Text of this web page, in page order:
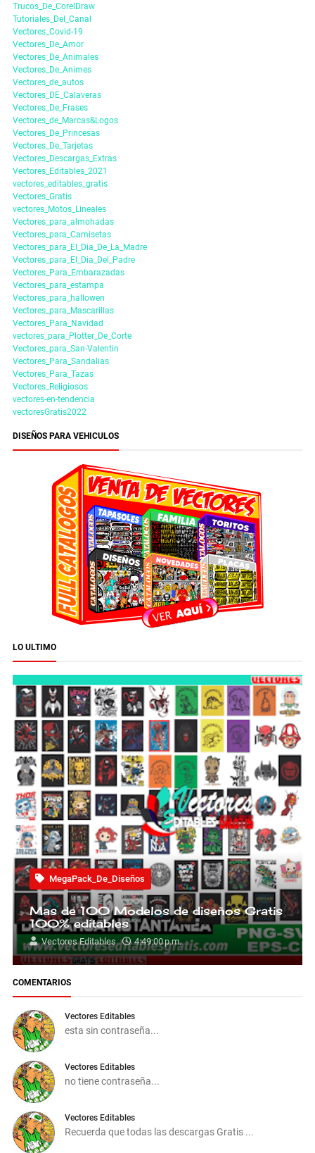
Trucos_De_CorelDraw
Tutoriales_Del_Canal
Vectores_Covid-19
Vectores_De_Amor
Vectores_De_Animales
Vectores_De_Animes
Vectores_de_autos
Vectores_DE_Calaveras
Vectores_De_Frases
Vectores_de_Marcas&Logos
Vectores_De_Princesas
Vectores_De_Tarjetas
Vectores_Descargas_Extras
Vectores_Editables_2021
vectores_editables_gratis
Vectores_Gratis
vectores_Motos_Lineales
Vectores_para_almohadas
Vectores_para_Camisetas
Vectores_para_El_Dia_De_La_Madre
Vectores_para_El_Dia_Del_Padre
Vectores_Para_Embarazadas
Vectores_para_estampa
Vectores_para_hallowen
Vectores_para_Mascarillas
Vectores_Para_Navidad
vectores_para_Plotter_De_Corte
Vectores_para_San-Valentin
Vectores_Para_Sandalias
Vectores_Para_Tazas
Vectores_Religiosos
vectores-en-tendencia
vectoresGratis2022
DISEÑOS PARA VEHICULOS
LO ULTIMO
MegaPack_De_Diseños
Mas de 100 Modelos de diseños Gratis
100% editables
Vectores Editables 4:49:00 p.m.
COMENTARIOS
Vectores Editables
esta sin contraseña...
Vectores Editables
no tiene contraseña...
Vectores Editables
Recuerda que todas las descargas Gratis ...